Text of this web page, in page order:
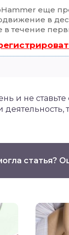
еще
в
в течение
и не
статья?